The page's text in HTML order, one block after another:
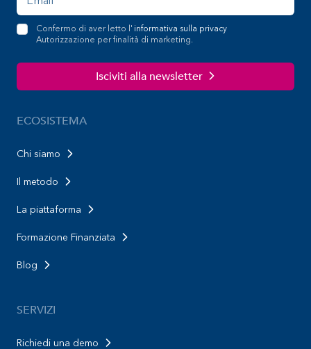
Confermo di aver letto l' informativa sulla privacy
Autorizzazione per finalità di marketing.
Isciviti alla newsletter
ECOSISTEMA
Chi siamo
Il metodo
La piattaforma
Formazione Finanziata
Blog
SERVIZI
Richiedi una demo